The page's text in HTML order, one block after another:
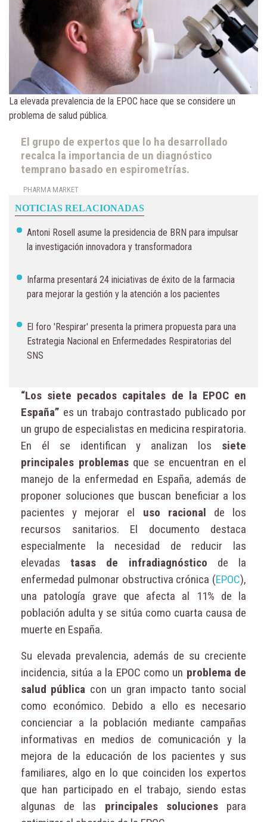
La elevada prevalencia de la EPOC hace que se considere un
problema de salud pública.
El grupo de expertos que lo ha desarrollado
recalca la importancia de un diagnóstico
temprano basado en espirometrías.
PHARMA MARKET
NOTICIAS RELACIONADAS
Antoni Rosell asume la presidencia de BRN para impulsar
la investigación innovadora y transformadora
Infarma presentará 24 iniciativas de éxito de la farmacia
para mejorar la gestión y la atención a los pacientes
El foro 'Respirar' presenta la primera propuesta para una
Estrategia Nacional en Enfermedades Respiratorias del
SNS
“Los siete pecados capitales de la EPOC en
España” es un trabajo contrastado publicado por
un grupo de especialistas en medicina respiratoria.
En él se identifican y analizan los siete
principales problemasque se encuentran en el
manejo de la enfermedad en España, además de
proponer soluciones que buscan beneficiar a los
pacientes y mejorar el uso racional de los
recursos sanitarios. El documento destaca
especialmente la necesidad de reducir las
elevadastasas de infradiagnóstico de la
enfermedad pulmonar obstructiva crónica (EPOC),
una patología grave que afecta al 11% de la
población adulta y se sitúa como cuarta causa de
muerte en España.
Su elevada prevalencia, además de su creciente
incidencia, sitúa a la EPOC como un problema de
salud pública con un gran impacto tanto social
como económico. Debido a ello es necesario
concienciar a la población mediante campañas
informativas en medios de comunicación y la
mejora de la educación de los pacientes y sus
familiares, algo en lo que coinciden los expertos
que han participado en el trabajo, siendo estas
algunas de las principales solucionespara